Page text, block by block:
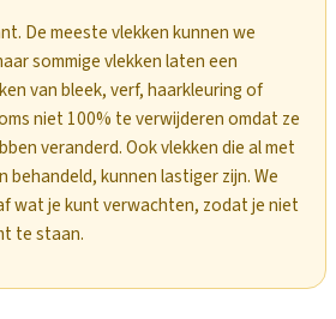
De meeste vlekken kunnen we
sommige vlekken laten een
van bleek, verf, haarkleuring of
niet 100% te verwijderen omdat ze
veranderd. Ook vlekken die al met
behandeld, kunnen lastiger zijn. We
wat je kunt verwachten, zodat je niet
te staan.